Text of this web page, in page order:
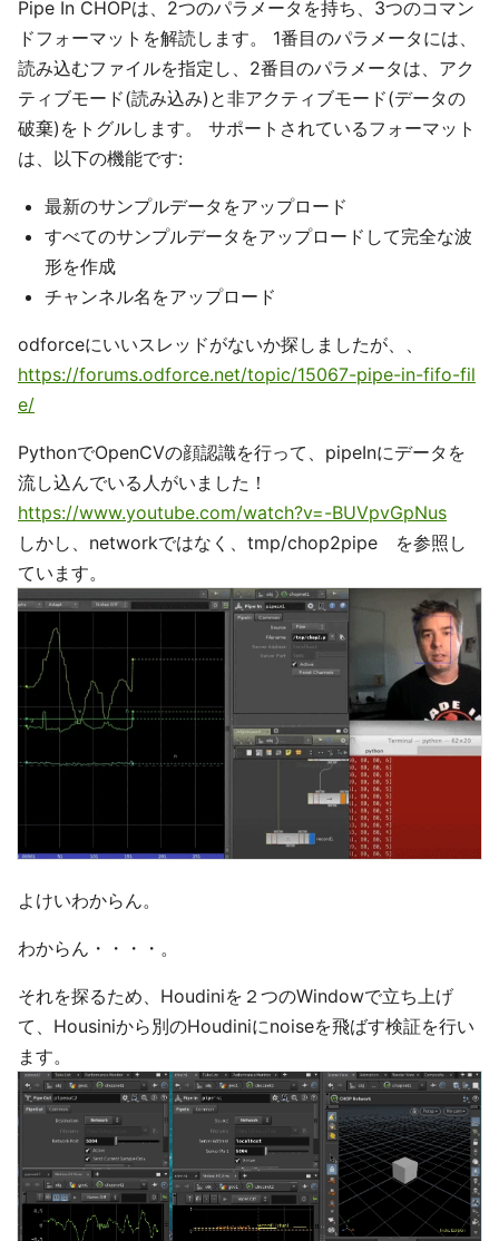
Pipe In CHOPは、2つのパラメータを持ち、3つのコマン
ドフォーマットを解読します。 1番目のパラメータには、
読み込むファイルを指定し、2番目のパラメータは、アク
ティブモード(読み込み)と非アクティブモード(データの
破棄)をトグルします。 サポートされているフォーマット
は、以下の機能です:
最新のサンプルデータをアップロード
すべてのサンプルデータをアップロードして完全な波
形を作成
チャンネル名をアップロード
odforceにいいスレッドがないか探しましたが、、
https://forums.odforce.net/topic/15067-pipe-in-fifo-fil
e/
PythonでOpenCVの顔認識を行って、pipeInにデータを
流し込んでいる人がいました！
https://www.youtube.com/watch?v=-BUVpvGpNus
しかし、networkではなく、tmp/chop2pipe を参照し
ています。
よけいわからん。
わからん・・・・。
それを探るため、Houdiniを２つのWindowで立ち上げ
て、Housiniから別のHoudiniにnoiseを飛ばす検証を行い
ます。